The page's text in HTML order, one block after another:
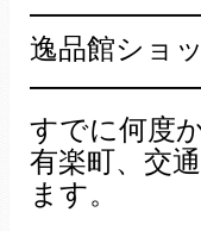
逸品館ショ
すでに何度
有楽町、交
ます。